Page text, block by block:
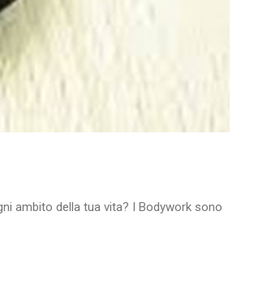
ambito della tua vita? I Bodywork sono